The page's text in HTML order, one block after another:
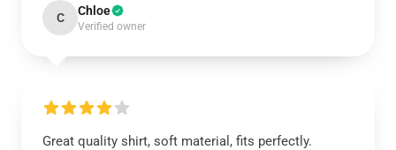
C Chloe
Verified owner
Great quality shirt, soft material, fits perfectly.